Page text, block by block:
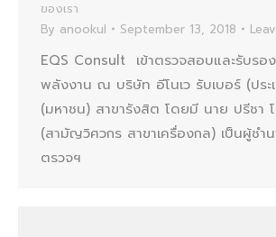
ของเรา
By anookul September 13, 2018
EQS Consult เข้าตรวจสอบและรับรอ
พลังงาน ณ บริษัท อีโนเว รับเบอร์ (ประ
(มหาชน) สาขารังสิต โดยมี นาย ปรีชา
(สามัญวิศวกร สาขาเครื่องกล) เป็นผู้ชำ
ตรวจฯ